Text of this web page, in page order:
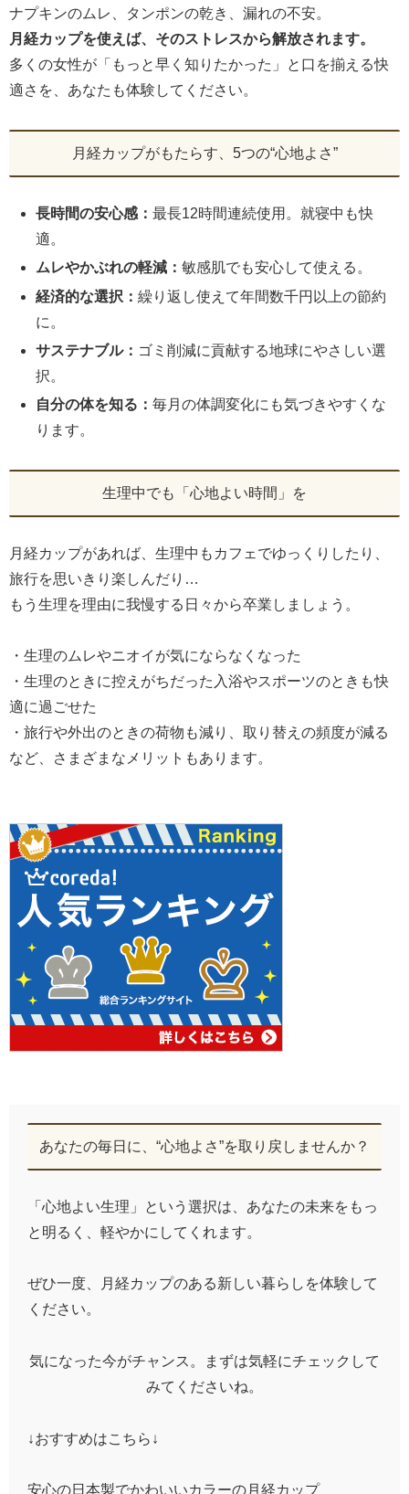
ナプキンのムレ、タンポンの乾き、漏れの不安。
月経カップを使えば、そのストレスから解放されます。
多くの女性が「もっと早く知りたかった」と口を揃える快
適さを、あなたも体験してください。
月経カップがもたらす、5つの“心地よさ”
長時間の安心感：最長12時間連続使用。就寝中も快
適。
ムレやかぶれの軽減：敏感肌でも安心して使える。
経済的な選択：繰り返し使えて年間数千円以上の節約
に。
サステナブル： ゴミ削減に貢献する地球にやさしい選
択。
自分の体を知る：毎月の体調変化にも気づきやすくな
ります。
生理中でも「心地よい時間」を
月経カップがあれば、生理中もカフェでゆっくりしたり、
旅行を思いきり楽しんだり…
もう生理を理由に我慢する日々から卒業しましょう。
・生理のムレやニオイが気にならなくなった
・生理のときに控えがちだった入浴やスポーツのときも快
適に過ごせた
・旅行や外出のときの荷物も減り、取り替えの頻度が減る
など、さまざまなメリットもあります。
あなたの毎日に、“心地よさ”を取り戻しませんか？
「心地よい生理」という選択は、あなたの未来をもっ
と明るく、軽やかにしてくれます。
ぜひ一度、月経カップのある新しい暮らしを体験して
ください。
気になった今がチャンス。まずは気軽にチェックして
みてくださいね。
↓おすすめはこちら↓
安心の日本製でかわいいカラーの月経カップ